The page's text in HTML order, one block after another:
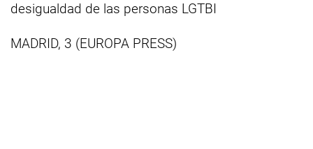
desigualdad de las personas LGTBI
MADRID, 3 (EUROPA PRESS)